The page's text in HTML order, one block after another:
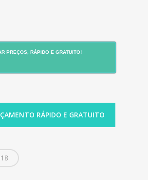
PREÇOS, RÁPIDO E GRATUITO!
RÁPIDO E GRATUITO